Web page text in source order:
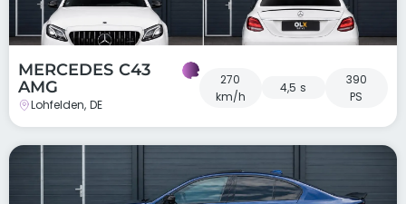
MERCEDES C43
AMG
Lohfelden, DE
270
km/h
4,5 s
390
PS